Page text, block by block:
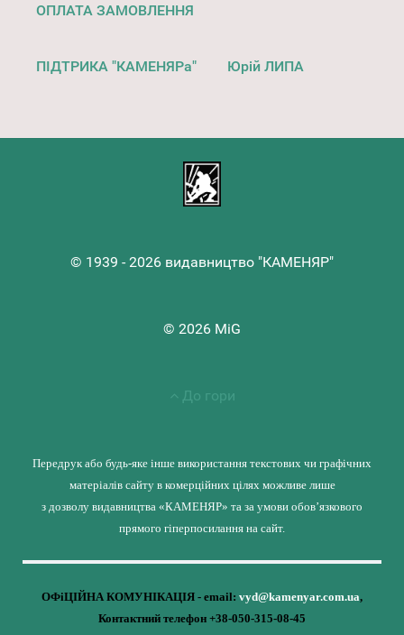
ОПЛАТА ЗАМОВЛЕННЯ
ПІДТРИКА "КАМЕНЯРа" Юрій ЛИПА
© 1939 - 2026 видавництво "КАМЕНЯР"
© 2026 MiG
До гори
Передрук або будь-яке інше використання текстових чи графічних
матеріалів сайту в комерційних цілях можливе лише
з дозволу видавництва «КАМЕНЯР» та за умови обов’язкового
прямого гіперпосилання на сайт.
ОФіЦІЙНА КОМУНІКАЦІЯ - email: vyd@kamenyar.com.ua,
Контактний телефон +38-050-315-08-45